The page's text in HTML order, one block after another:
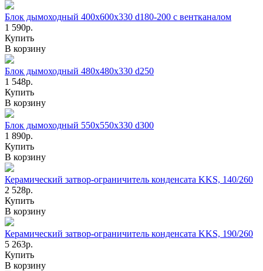
Блок дымоходный 400х600x330 d180-200 с вентканалом
1 590р.
Купить
В корзину
Блок дымоходный 480х480х330 d250
1 548р.
Купить
В корзину
Блок дымоходный 550х550х330 d300
1 890р.
Купить
В корзину
Керамический затвор-ограничитель конденсата KKS, 140/260
2 528р.
Купить
В корзину
Керамический затвор-ограничитель конденсата KKS, 190/260
5 263р.
Купить
В корзину